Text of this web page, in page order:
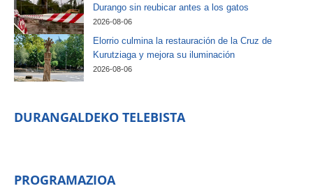
Durango sin reubicar antes a los gatos
2026-08-06
Elorrio culmina la restauración de la Cruz de
Kurutziaga y mejora su iluminación
2026-08-06
DURANGALDEKO TELEBISTA
PROGRAMAZIOA